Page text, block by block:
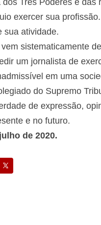
Três Poderes e
exercer sua
sua atividade.
sistematicamente
um jornalista de
em uma
do Supremo
de expressão,
e no futuro.
de 2020.